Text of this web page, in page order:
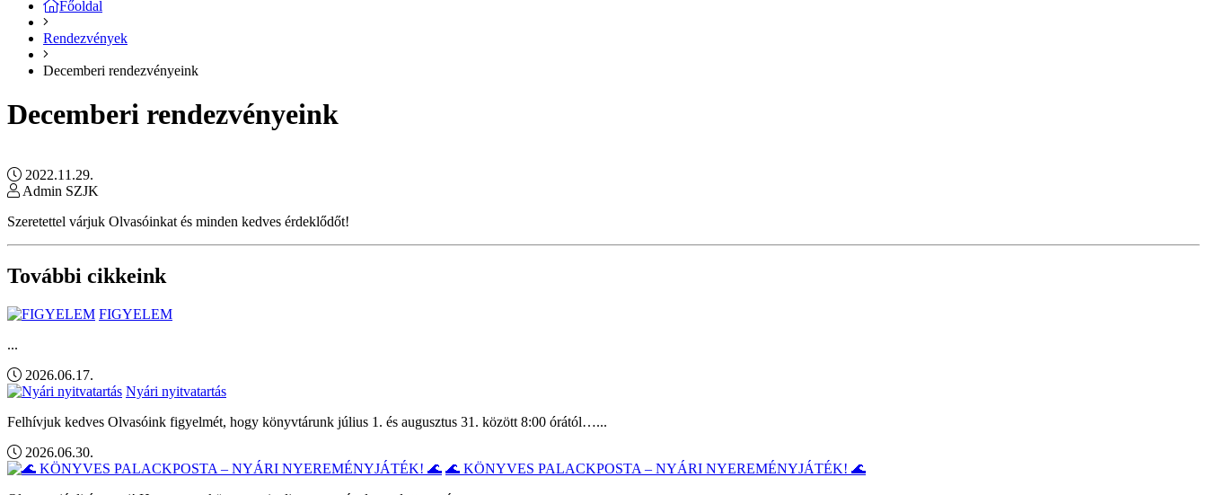
Főoldal
Rendezvények
Decemberi rendezvényeink
Decemberi rendezvényeink
2022.11.29.
Admin SZJK
Szeretettel várjuk Olvasóinkat és minden kedves érdeklődőt!
További cikkeink
FIGYELEM
...
2026.06.17.
Nyári nyitvatartás
Felhívjuk kedves Olvasóink figyelmét, hogy könyvtárunk július 1. és augusztus 31. között 8:00 órától…...
2026.06.30.
🌊 KÖNYVES PALACKPOSTA – NYÁRI NYEREMÉNYJÁTÉK! 🌊